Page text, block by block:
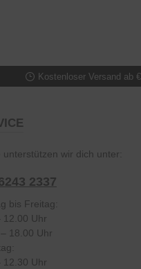
Kostenloser Versand ab
unterstützen wir dich unter:
2337
bis Freitag:
12.00 Uhr
18.00 Uhr
12.30 Uhr